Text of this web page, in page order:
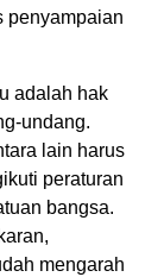
penyampaian
adalah hak
undang.
lain harus
peraturan
bangsa.
mengarah